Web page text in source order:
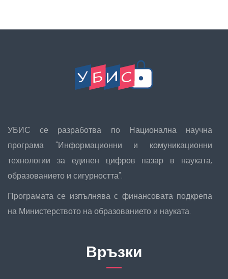
УБИС се разработва по Национална научна
програма "Информационни и комуникационни
технологии за единен цифров пазар в науката,
образованието и сигурността".
Програмата се изпълнява с финансовата подкрепа
на Министерството на образованието и науката.
Връзки